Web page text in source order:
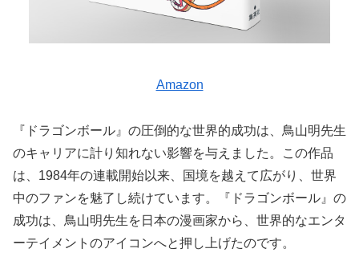
Amazon
『ドラゴンボール』の圧倒的な世界的成功は、鳥山明先生
のキャリアに計り知れない影響を与えました。この作品
は、1984年の連載開始以来、国境を越えて広がり、世界
中のファンを魅了し続けています。『ドラゴンボール』の
成功は、鳥山明先生を日本の漫画家から、世界的なエンタ
ーテイメントのアイコンへと押し上げたのです。